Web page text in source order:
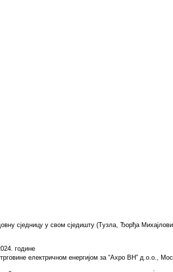
сjeдницу у свoм сjeдишту (Tузлa, Ђoрђa
године
електричном енергијом за “Axpo BH” д.о.о.,